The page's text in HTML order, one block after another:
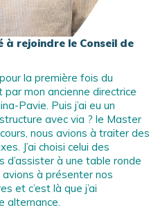
à rejoindre le Conseil de
la première fois du
mon ancienne directrice
Pavie. Puis j’ai eu un
avec via ? le Master
nous avions à traiter des
J’ai choisi celui des
d’assister à une table ronde
à présenter nos
et c’est là que j’ai
alternance.